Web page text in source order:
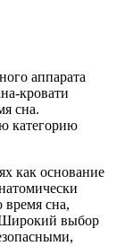
аппарата
кровати
сна.
категорию
как основание
время сна,
Широкий выбор